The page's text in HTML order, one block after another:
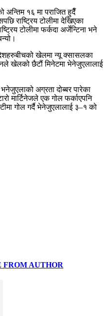
१६ मा पराजित हुदैँ
राष्ट्रिय टोलीमा देखिएका
टोलीमा फर्कदा अर्जेन्टिना भने
देशहरुबीचको खेलमा न्यू क्सासलका
खेलको छैटौं मिनेटमा भेनेजुएलालाई
अग्रता दोब्बर पारेका
मार्टिनेजले एक गोल फर्काएपनि
गोल गर्दै भेनेजुएलालाई ३–१ को
FROM AUTHOR